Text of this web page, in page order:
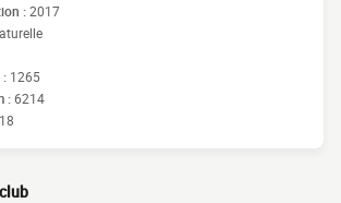
:2017
: 1265
:6214
18